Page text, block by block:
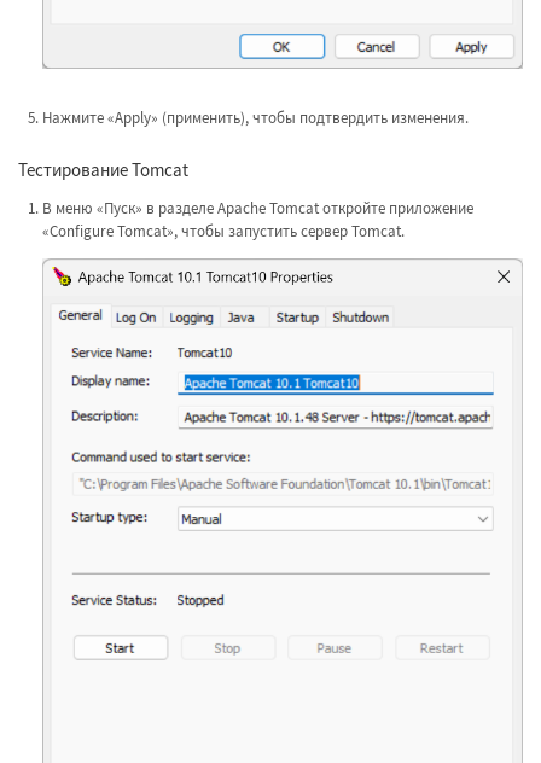
Нажмите «Apply» (применить), чтобы подтвердить изменения.
Тестирование Tomcat
В меню «Пуск» в разделе Apache Tomcat откройте приложение
«Configure Tomcat», чтобы запустить сервер Tomcat.